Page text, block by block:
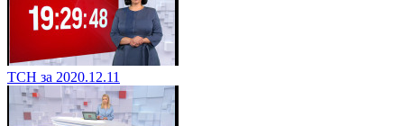
ТСН за 2020.12.11